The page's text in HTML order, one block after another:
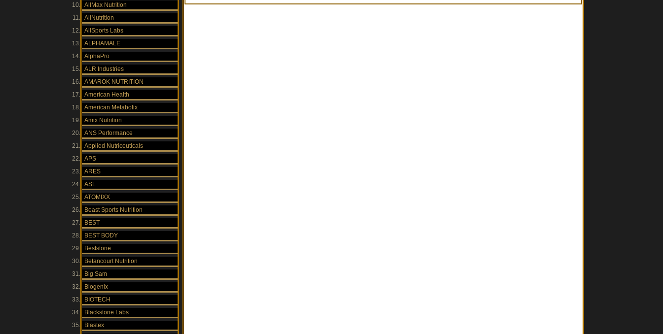
AllMax Nutrition
AllNutrition
AllSports Labs
ALPHAMALE
AlphaPro
ALR Industries
AMAROK NUTRITION
American Health
American Metabolix
Amix Nutrition
ANS Performance
Applied Nutriceuticals
APS
ARES
ASL
ATOMIXX
Beast Sports Nutrition
BEST
BEST BODY
Beststone
Betancourt Nutrition
Big Sam
Biogenix
BIOTECH
Blackstone Labs
Blastex